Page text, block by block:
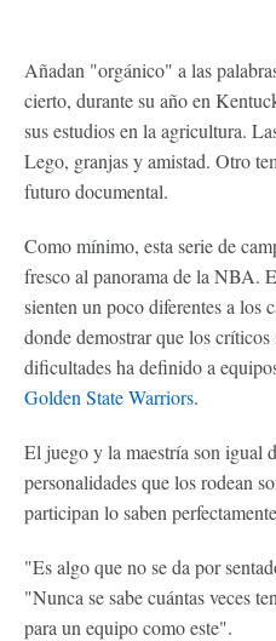
Añadan "orgánico" a las
cierto, durante su año en
sus estudios en la agricultura.
Lego, granjas y amistad. Otro
futuro documental.
Como mínimo, esta serie de
fresco al panorama de la NBA.
sienten un poco diferentes a los
donde demostrar que los
dificultades ha definido a
Golden State Warriors.
El juego y la maestría son igual
personalidades que los rodean
participan lo saben
"Es algo que no se da por
"Nunca se sabe cuántas veces
para un equipo como este".